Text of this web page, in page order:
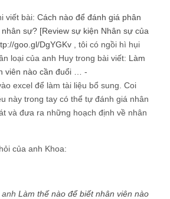
viết bài: Cách nào để đánh giá phân
sự? [Review sự kiện Nhân sự của
goo.gl/DgYGKv , tôi có ngồi hì hụi
loại của anh Huy trong bài viết: Làm
viên nào cần đuổi …
-
excel để làm tài liệu bổ sung. Coi
này trong tay có thể tự đánh giá nhân
và đưa ra những hoạch định về nhân
của anh Khoa:
Làm thế nào để biết nhân viên nào